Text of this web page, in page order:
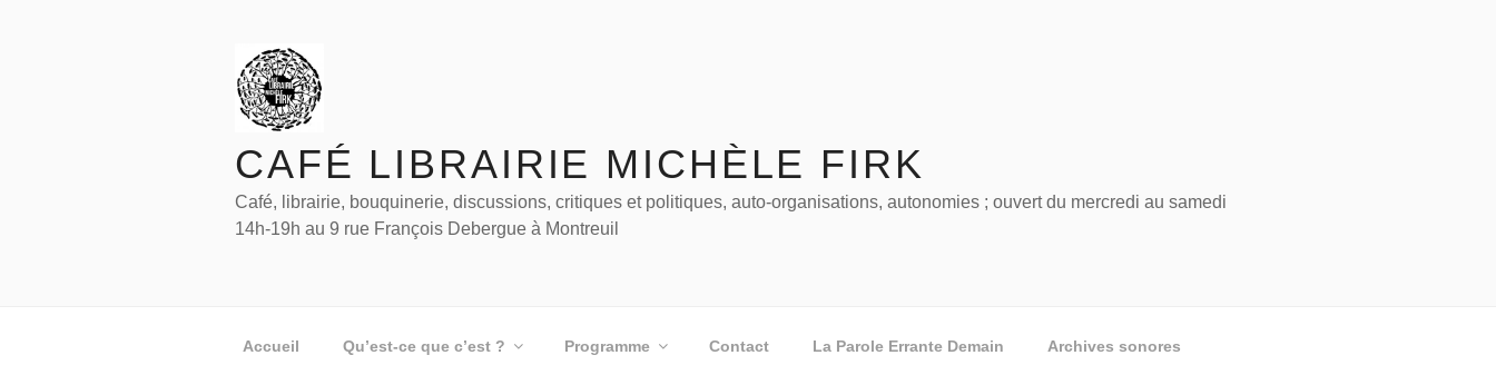
CAFÉ LIBRAIRIE MICHÈLE FIRK
Café, librairie, bouquinerie, discussions, critiques et politiques, auto-organisations, autonomies ; ouvert du mercredi au samedi
14h-19h au 9 rue François Debergue à Montreuil
Accueil Qu’est-ce que c’est ? Programme Contact La Parole Errante Demain Archives sonores